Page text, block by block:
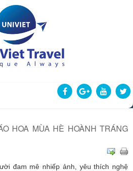
HOA MÙA HÈ HOÀNH TRÁNG
mê nhiếp ảnh, yêu thích nghệ